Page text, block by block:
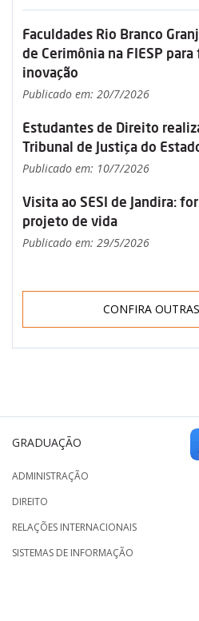
Faculdades Rio Branco
de Cerimônia na FIESP
inovação
Publicado em: 20/7/2026
Estudantes de Direito
Tribunal de Justiça do
Publicado em: 10/7/2026
Visita ao SESI de Jandira:
projeto de vida
Publicado em: 29/5/2026
CONFIRA
GRADUAÇÃO
ADMINISTRAÇÃO
DIREITO
RELAÇÕES INTERNACIONAIS
SISTEMAS DE INFORMAÇÃO